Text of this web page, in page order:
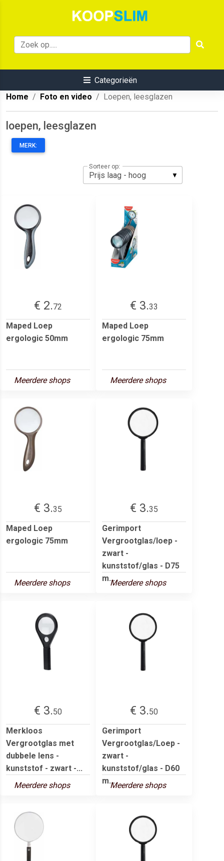
Categorieën
Home
Foto en video Loepen, leesglazen
loepen, leesglazen
MERK:
Sorteer op:
€ 2.72
Maped Loep
ergologic 50mm
Meerdere shops
€ 3.33
Maped Loep
ergologic 75mm
Meerdere shops
€ 3.35
Maped Loep
ergologic 75mm
Meerdere shops
€ 3.35
Gerimport
Vergrootglas/loep -
zwart -
kunststof/glas - D75
m...Meerdere shops
€ 3.50
Merkloos
Vergrootglas met
dubbele lens -
kunststof - zwart -...
Meerdere shops
€ 3.50
Gerimport
Vergrootglas/Loep -
zwart -
kunststof/glas - D60
m...Meerdere shops